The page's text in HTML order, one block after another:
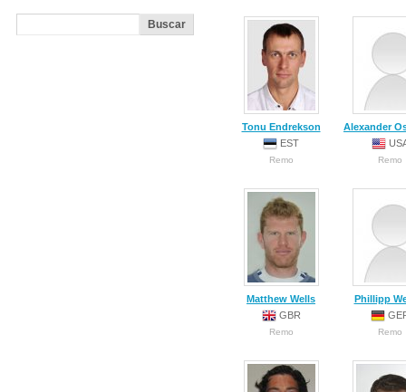
Tonu Endrekson
EST
Remo
Alexander
Remo
Matthew Wells
GBR
Remo
Phillipp
Remo